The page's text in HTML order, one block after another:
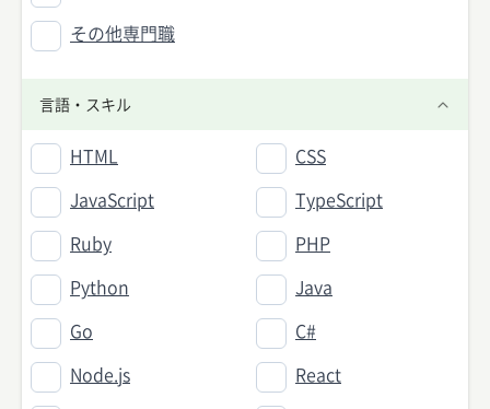
その他専門職
言語・スキル
HTML CSS
JavaScript TypeScript
Ruby PHP
Python Java
Go C#
Node.js React